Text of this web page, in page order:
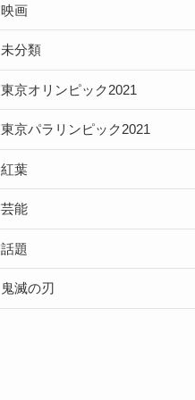
映画
未分類
東京オリンピック2021
東京パラリンピック2021
紅葉
芸能
話題
鬼滅の刃